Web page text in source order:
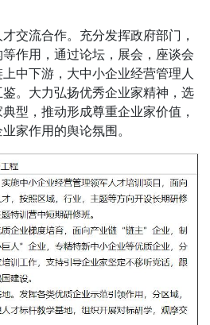
流合作。充分发挥政府部门，
作用，通过论坛，展会，座谈会
中下游，大中小企业经营管理人
。大力弘扬优秀企业家精神，选
型，推动形成尊重企业家价值，
家作用的舆论氛围。